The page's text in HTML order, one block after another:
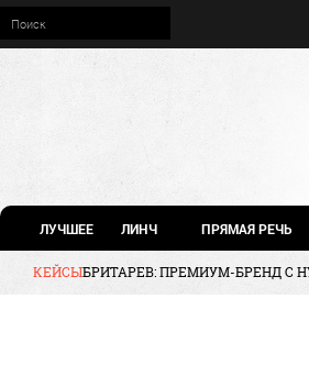
ЛУЧШЕЕ ЛИНЧ ПРЯМАЯ РЕЧЬ
КЕЙСЫБРИТАРЕВ: ПРЕМИУМ-БРЕНД С